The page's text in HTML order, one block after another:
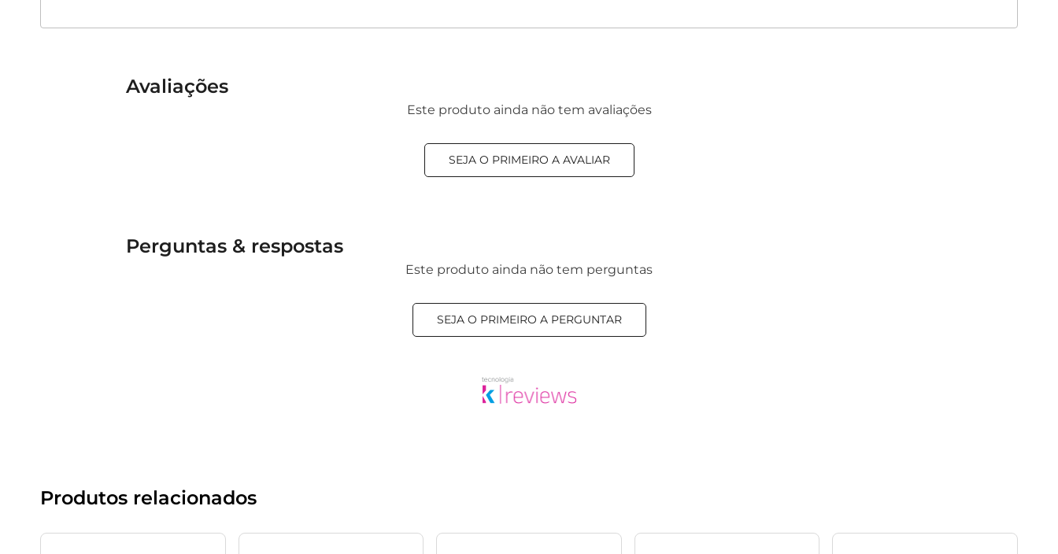
Avaliações
Este produto ainda não tem avaliações
SEJA O PRIMEIRO A AVALIAR
Perguntas & respostas
Este produto ainda não tem perguntas
SEJA O PRIMEIRO A PERGUNTAR
Produtos relacionados